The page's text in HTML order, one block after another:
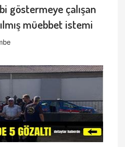
göstermeye çalışan
müebbet istemi